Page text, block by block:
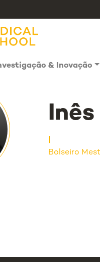
& Inovação
Bolseiro